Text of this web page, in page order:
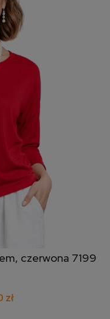
czerwona 7199
zł